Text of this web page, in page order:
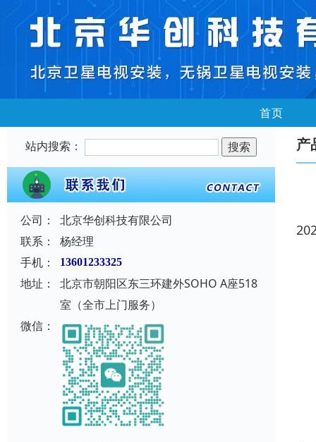
首页
站内搜索：
公司：
北京华创科技有限公司
联系：
杨经理
手机：
13601233325
地址：
北京市朝阳区东三环建外SOHO A座518
室（全市上门服务）
微信：
产